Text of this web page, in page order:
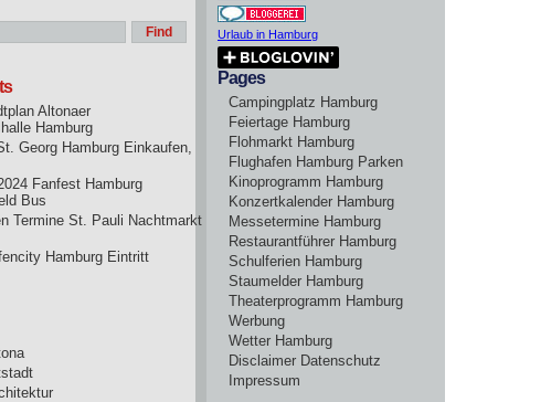
Altonaer
Hamburg
Georg Hamburg Einkaufen,
Fanfest Hamburg
Bus
Termine St. Pauli Nachtmarkt
Hamburg Eintritt
Urlaub in Hamburg
Pages
Campingplatz Hamburg
Feiertage Hamburg
Flohmarkt Hamburg
Flughafen Hamburg Parken
Kinoprogramm Hamburg
Konzertkalender Hamburg
Messetermine Hamburg
Restaurantführer Hamburg
Schulferien Hamburg
Staumelder Hamburg
Theaterprogramm Hamburg
Werbung
Wetter Hamburg
Disclaimer Datenschutz
Impressum